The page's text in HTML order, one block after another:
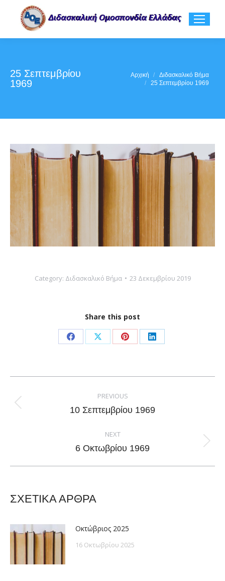
25 Σεπτεμβρίου
1969
Αρχική
Διδασκαλικό Βήμα
25 Σεπτεμβρίου 1969
Category: Διδασκαλικό Βήμα 23 Δεκεμβρίου 2019
Share this post
Share
Facebook
Share
X
Share
Pinterest
Share
LinkedIn
navigation
PREVIOUS
Previous
10 Σεπτεμβρίου 1969
NEXT
Next
6 Οκτωβρίου 1969
ΣΧΕΤΙΚΑ ΑΡΘΡΑ
Οκτώβριος 2025
16 Οκτωβρίου 2025